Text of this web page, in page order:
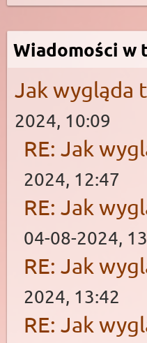
Wiadomości w
Jak wygląda
2024, 10:09
RE: Jak
2024, 12:47
RE: Jak
04-08-2024,
RE: Jak
2024, 13:42
RE: Jak